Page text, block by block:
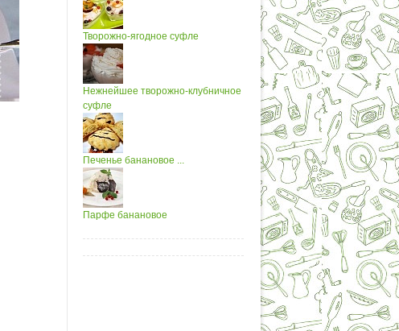
Творожно-ягодное суфле
Нежнейшее творожно-клубничное
суфле
Печенье банановое ...
Парфе банановое